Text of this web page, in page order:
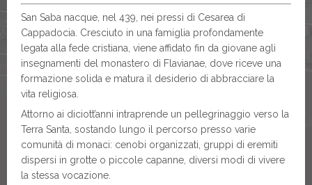
San Saba nacque, nel 439, nei pressi di Cesarea di
Cappadocia. Cresciuto in una famiglia profondamente
legata alla fede cristiana, viene affidato fin da giovane agli
insegnamenti del monastero di Flavianae, dove riceve una
formazione solida e matura il desiderio di abbracciare la
vita religiosa.
Attorno ai diciott’anni intraprende un pellegrinaggio verso la
Terra Santa, sostando lungo il percorso presso varie
comunità di monaci: cenobi organizzati, gruppi di eremiti
dispersi in grotte o piccole capanne, diversi modi di vivere
la stessa vocazione.